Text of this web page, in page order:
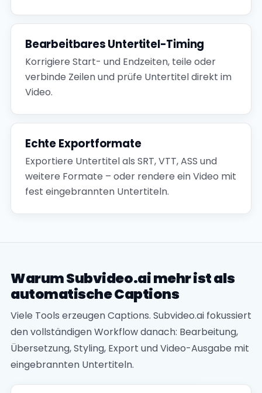
Bearbeitbares Untertitel-Timing
Korrigiere Start- und Endzeiten, teile oder
verbinde Zeilen und prüfe Untertitel direkt im
Video.
Echte Exportformate
Exportiere Untertitel als SRT, VTT, ASS und
weitere Formate – oder rendere ein Video mit
fest eingebrannten Untertiteln.
Warum Subvideo.ai mehr ist als
automatische Captions
Viele Tools erzeugen Captions. Subvideo.ai fokussiert
den vollständigen Workflow danach: Bearbeitung,
Übersetzung, Styling, Export und Video-Ausgabe mit
eingebrannten Untertiteln.